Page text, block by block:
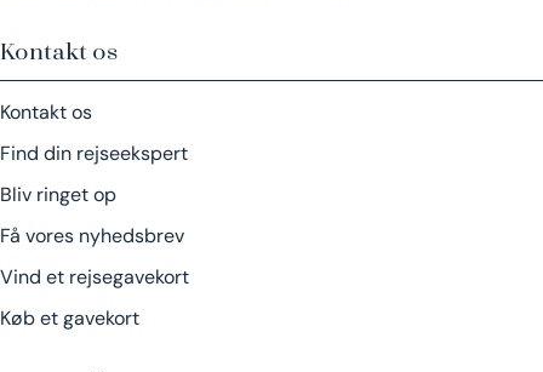
Kontakt os
Kontakt os
Find din rejseekspert
Bliv ringet op
Få vores nyhedsbrev
Vind et rejsegavekort
Køb et gavekort